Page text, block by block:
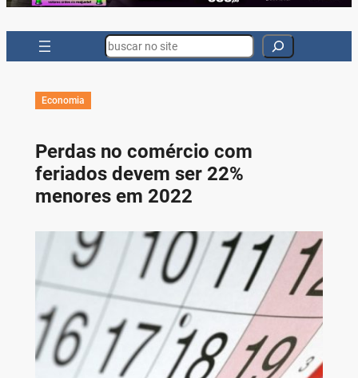
Search
Economia
Perdas no comércio com
feriados devem ser 22%
menores em 2022